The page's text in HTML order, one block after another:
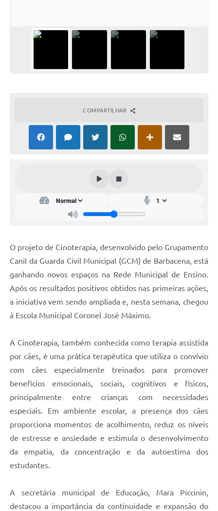
Festival Gastronômico
Plano Municipal de Saneamento Básico
Regularização de bairros
Telefones Úteis
Transparência
SIC
COMPARTILHAR
O projeto de Cinoterapia, desenvolvido pelo Grupamento
Canil da Guarda Civil Municipal (GCM) de Barbacena, está
ganhando novos espaços na Rede Municipal de Ensino.
Após os resultados positivos obtidos nas primeiras ações,
a iniciativa vem sendo ampliada e, nesta semana, chegou
à Escola Municipal Coronel José Máximo.
A Cinoterapia, também conhecida como terapia assistida
por cães, é uma prática terapêutica que utiliza o convívio
com cães especialmente treinados para promover
benefícios emocionais, sociais, cognitivos e físicos,
principalmente entre crianças com necessidades
especiais. Em ambiente escolar, a presença dos cães
proporciona momentos de acolhimento, reduz os níveis
de estresse e ansiedade e estimula o desenvolvimento
da empatia, da concentração e da autoestima dos
estudantes.
A secretária municipal de Educação, Mara Piccinin,
destacou a importância da continuidade e expansão do